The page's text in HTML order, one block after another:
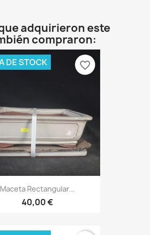
adquirieron este
compraron:
Maceta Rectangular...
40,00 €
DE STOCK favorite_border